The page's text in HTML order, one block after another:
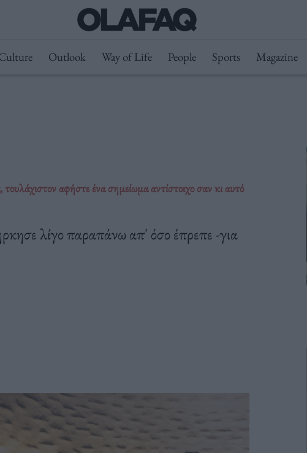
Outlook Way of Life People Sports Magazine
αφήστε ένα σημείωμα αντίστοιχο σαν κι αυτό
λίγο παραπάνω απ' όσο έπρεπε -για